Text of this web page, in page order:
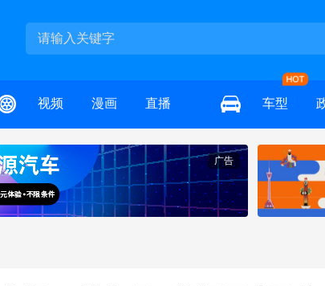
视频 漫画 直播 车型
广告